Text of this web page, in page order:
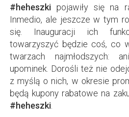
#heheszki pojawiły się na
Inmedio, ale jeszcze w tym
się. Inauguracji ich
towarzyszyć będzie coś, co
twarzach najmłodszych:
upominek. Dorośli też nie
z myślą o nich, w okresie
będą kupony rabatowe na
#heheszki